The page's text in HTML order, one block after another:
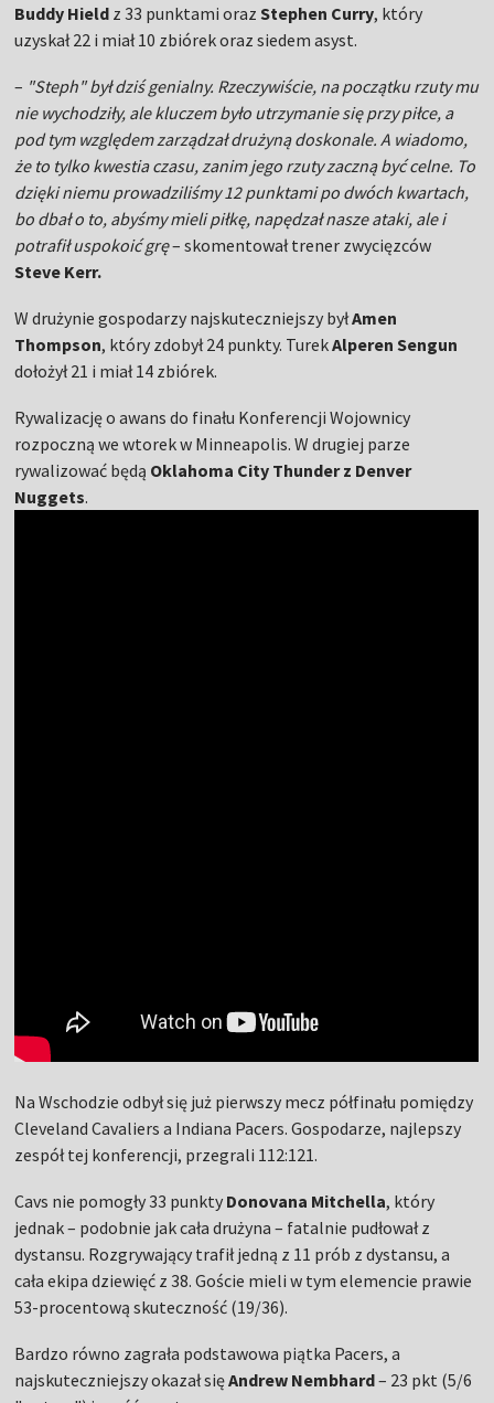
Buddy Hield z 33 punktami orazStephen Curry, który
uzyskał 22 i miał 10 zbiórek oraz siedem asyst.
– "Steph" był dziś genialny. Rzeczywiście, na początku rzuty mu
nie wychodziły, ale kluczem było utrzymanie się przy piłce, a
pod tym względem zarządzał drużyną doskonale. A wiadomo,
że to tylko kwestia czasu, zanim jego rzuty zaczną być celne. To
dzięki niemu prowadziliśmy 12 punktami po dwóch kwartach,
bo dbał o to, abyśmy mieli piłkę, napędzał nasze ataki, ale i
potrafił uspokoić grę– skomentował trener zwycięzców
Steve Kerr.
W drużynie gospodarzy najskuteczniejszy byłAmen
Thompson, który zdobył 24 punkty. TurekAlperen Sengun
dołożył 21 i miał 14 zbiórek.
Rywalizację o awans do finału Konferencji Wojownicy
rozpoczną we wtorek w Minneapolis. W drugiej parze
rywalizować będą Oklahoma City Thunder z Denver
Nuggets.
Na Wschodzie odbył się już pierwszy mecz półfinału pomiędzy
Cleveland Cavaliers a Indiana Pacers. Gospodarze, najlepszy
zespół tej konferencji, przegrali 112:121.
Cavs nie pomogły 33 punkty Donovana Mitchella, który
jednak – podobnie jak cała drużyna – fatalnie pudłował z
dystansu. Rozgrywający trafił jedną z 11 prób z dystansu, a
cała ekipa dziewięć z 38. Goście mieli w tym elemencie prawie
53-procentową skuteczność (19/36).
Bardzo równo zagrała podstawowa piątka Pacers, a
najskuteczniejszy okazał sięAndrew Nembhard– 23 pkt (5/6